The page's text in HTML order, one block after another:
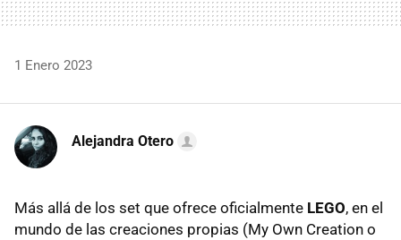
1 Enero 2023
Alejandra Otero
Más allá de los set que ofrece oficialmente LEGO, en el
mundo de las creaciones propias (My Own Creation o